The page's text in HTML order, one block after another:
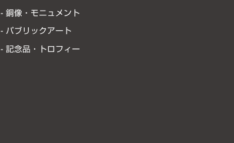
- 銅像・モニュメント
- パブリックアート
- 記念品・トロフィー